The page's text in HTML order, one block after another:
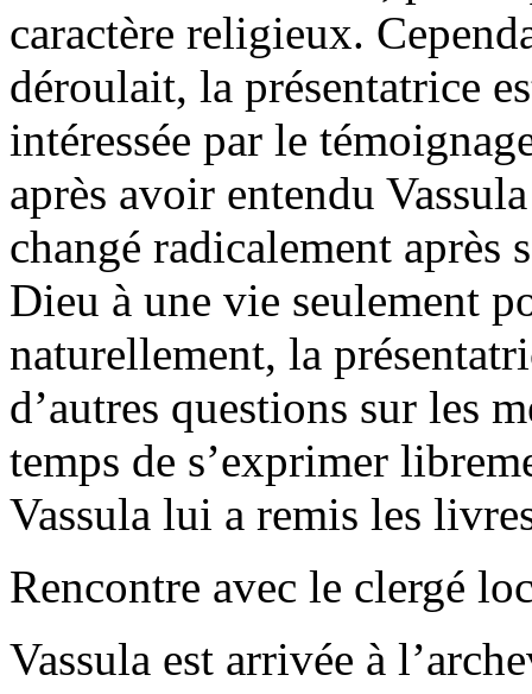
caractère religieux.
déroulait, la présentatrice
intéressée par le
après avoir entendu
changé radicalement après
Dieu à une vie seulement
naturellement, la
d’autres questions sur les
temps de s’exprimer
Vassula lui a remis les
Rencontre avec le clergé
Vassula est arrivée à